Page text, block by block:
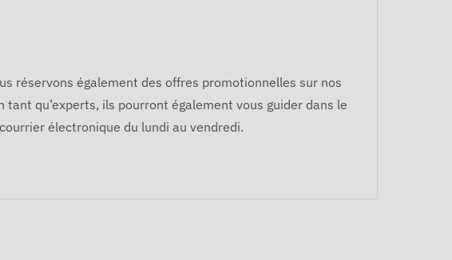
réservons également des offres promotionnelles sur nos
qu’experts, ils pourront également vous guider dans le
électronique du lundi au vendredi.